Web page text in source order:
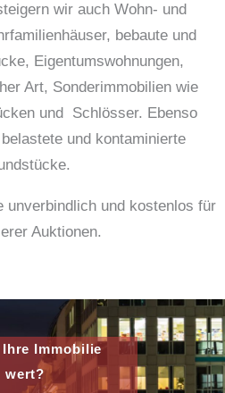
wir auch Wohn- und
bebaute und
Eigentumswohnungen,
Art, Sonderimmobilien wie
und Schlösser. Ebenso
und kontaminierte
unverbindlich und kostenlos für
Auktionen.
Immobilie
wert?